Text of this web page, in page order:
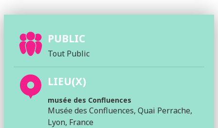
PUBLIC
Tout Public
LIEU(X)
musée des Confluences
Musée des Confluences, Quai Perrache,
Lyon, France